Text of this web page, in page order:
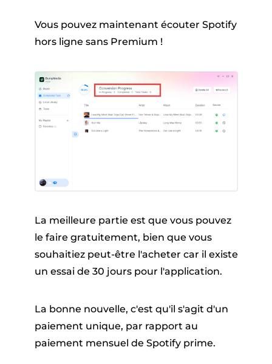
Vous pouvez maintenant écouter Spotify
hors ligne sans Premium !
La meilleure partie est que vous pouvez
le faire gratuitement, bien que vous
souhaitiez peut-être l'acheter car il existe
un essai de 30 jours pour l'application.
La bonne nouvelle, c'est qu'il s'agit d'un
paiement unique, par rapport au
paiement mensuel de Spotify prime.